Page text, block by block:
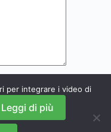
per integrare i video di
Leggi di più